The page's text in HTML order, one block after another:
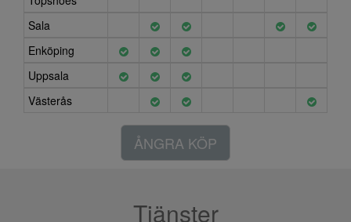
Sala
Enköping
Uppsala
Västerås
ÅNGRA KÖP
Tjänster